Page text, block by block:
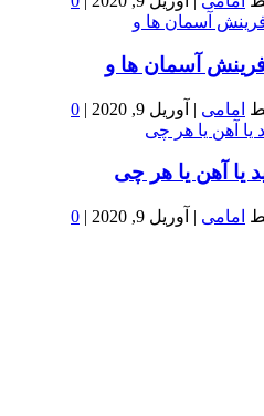
آسمان ها و
امامی | آوریل 9, 2020 |
0
یا آهن یا هر چی
امامی | آوریل 9, 2020 |
0